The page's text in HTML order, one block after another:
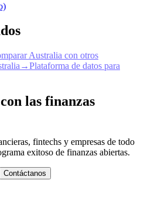
Australia con otros
→Plataforma de datos para
las finanzas
fintechs y empresas de todo
exitoso de finanzas abiertas.
Contáctanos